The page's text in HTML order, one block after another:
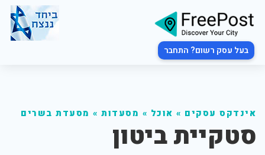
בעל עסק רשום? התחבר
אינדקס עסקים » אוכל » מסעדות » מסעדת בשרים
סטקיית ביטון